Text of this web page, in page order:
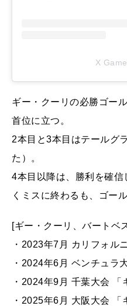
X
ギー・クーリの必勝ゴー
首位に立つ。
2本目と3本目はテールグ
た）。
4本目以降は、勝利を確
くミスに終わるも、ゴー
[ギー・クーリ、バートベ
・2023年7月 カリフォル
・2024年6月 ベンチュラ
・2024年9月 千葉大会
・2025年6月 大阪大会